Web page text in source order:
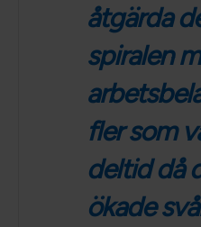
åtgärda
spiralen
fler som
deltid då
ökade